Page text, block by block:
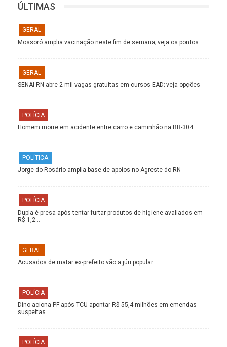
ÚLTIMAS
GERAL
Mossoró amplia vacinação neste fim de semana; veja os pontos
GERAL
SENAI-RN abre 2 mil vagas gratuitas em cursos EAD; veja opções
POLÍCIA
Homem morre em acidente entre carro e caminhão na BR-304
POLÍTICA
Jorge do Rosário amplia base de apoios no Agreste do RN
POLÍCIA
Dupla é presa após tentar furtar produtos de higiene avaliados em
R$ 1,2…
GERAL
Acusados de matar ex-prefeito vão a júri popular
POLÍCIA
Dino aciona PF após TCU apontar R$ 55,4 milhões em emendas
suspeitas
POLÍCIA